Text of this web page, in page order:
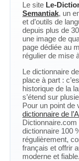
Le site Le-
Semantiak, un
et d’outils de
depuis plus de
une image de
page dédiée au
régulier de mise
Le dictionnaire
place à part :
historique de la
s’étend sur
Pour un point de
dictionnaire de
dictionnaire 100
régulièrement,
français et offrir
moderne et fiable.